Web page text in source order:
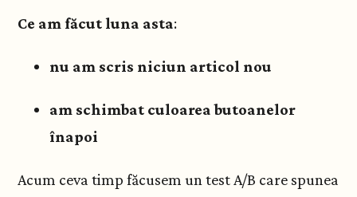
Ce am făcut luna asta:
nu am scris niciun articol nou
am schimbat culoarea butoanelor
înapoi
Acum ceva timp făcusem un test A/B care spunea